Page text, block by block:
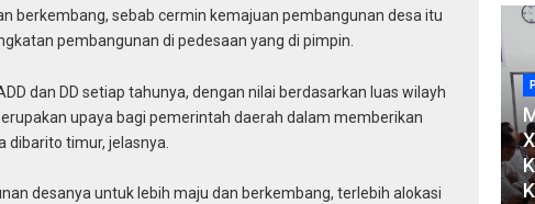
berkembang, sebab cermin kemajuan pembangunan desa itu
pembangunan di pedesaan yang di pimpin.
dan DD setiap tahunya, dengan nilai berdasarkan luas wilayh
upaya bagi pemerintah daerah dalam memberikan
dibarito timur, jelasnya.
desanya untuk lebih maju dan berkembang, terlebih alokasi